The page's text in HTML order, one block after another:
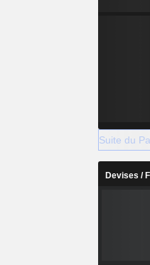
Suite du
Devises /